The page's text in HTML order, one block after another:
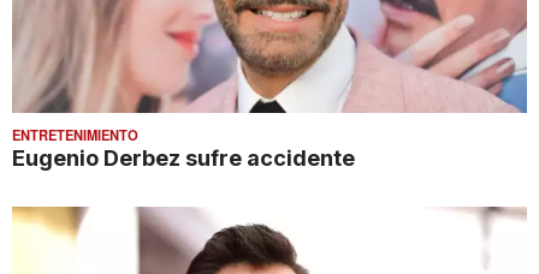
ENTRETENIMIENTO
Eugenio Derbez sufre accidente